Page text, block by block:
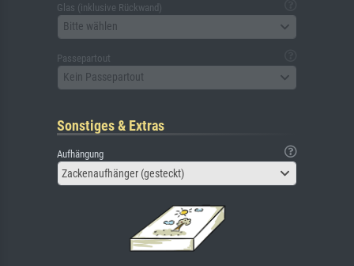
Glas (inklusive Rückwand)
Bitte wählen
Passepartout
Kein Passepartout
Sonstiges & Extras
Aufhängung
Zackenaufhänger (gesteckt)